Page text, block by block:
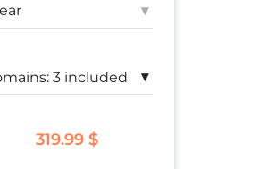
Гарантия: $ 250,000
▾
▾
319.99 $